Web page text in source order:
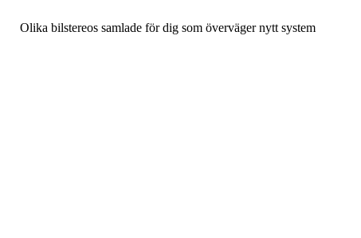
Olika bilstereos samlade för dig som överväger nytt system